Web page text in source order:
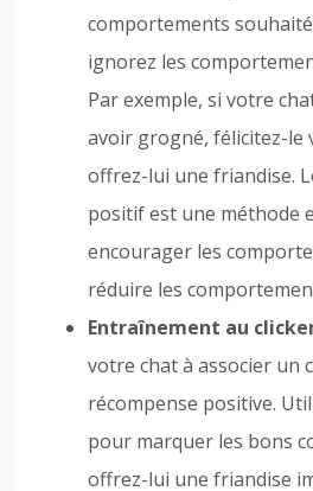
comportements
ignorez les
Par exemple, si votre
avoir grogné, félicitez-le
offrez-lui une friandise.
positif est une méthode
encourager les
réduire les
Entraînement au
votre chat à associer un
récompense positive.
pour marquer les bons
offrez-lui une friandise